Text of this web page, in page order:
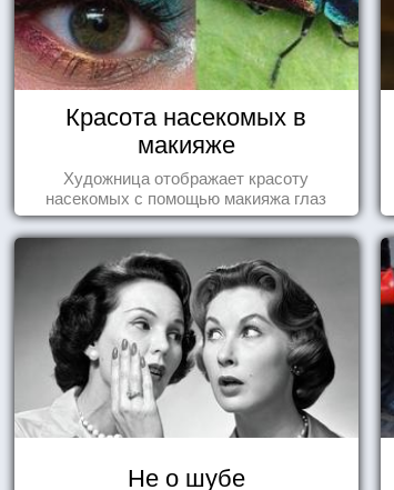
Красота насекомых в
макияже
Художница отображает красоту
насекомых с помощью макияжа глаз
Не о шубе